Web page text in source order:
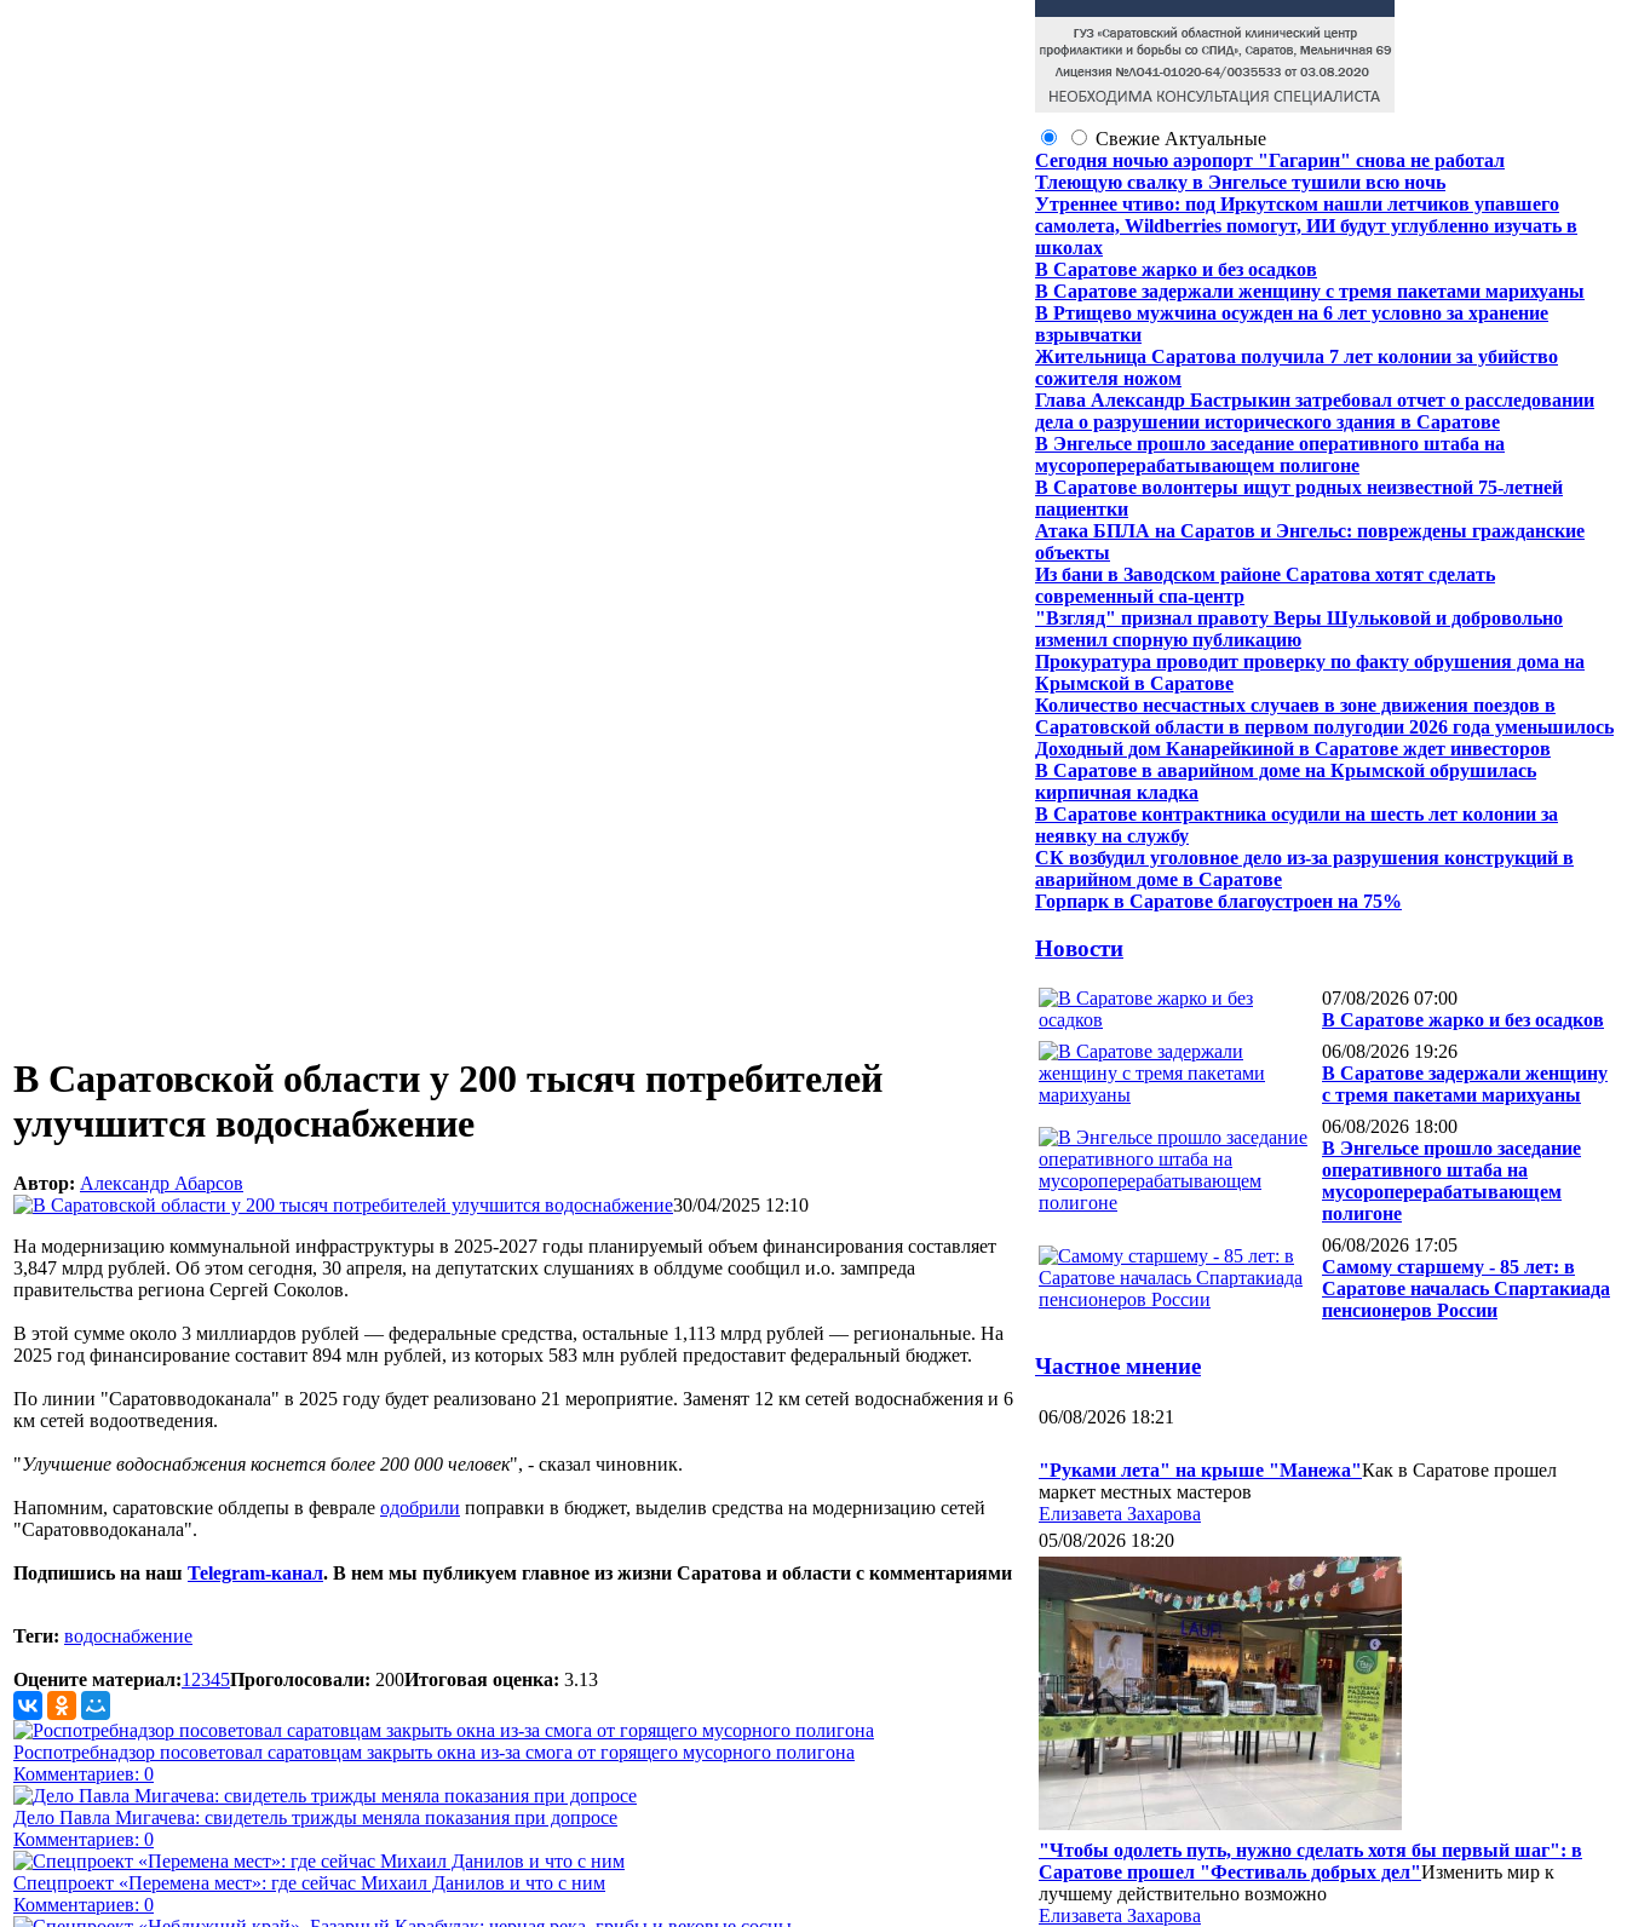
В Саратовской области у 200 тысяч потребителей
улучшится водоснабжение
Автор: Александр Абарсов
30/04/2025 12:10
На модернизацию коммунальной инфраструктуры в 2025-2027 годы планируемый объем финансирования составляет
3,847 млрд рублей. Об этом сегодня, 30 апреля, на депутатских слушаниях в облдуме сообщил и.о. зампреда
правительства региона Сергей Соколов.
В этой сумме около 3 миллиардов рублей — федеральные средства, остальные 1,113 млрд рублей — региональные. На
2025 год финансирование составит 894 млн рублей, из которых 583 млн рублей предоставит федеральный бюджет.
По линии "Саратовводоканала" в 2025 году будет реализовано 21 мероприятие. Заменят 12 км сетей водоснабжения и 6
км сетей водоотведения.
"Улучшение водоснабжения коснется более 200 000 человек", - сказал чиновник.
Напомним, саратовские облдепы в феврале одобрили поправки в бюджет, выделив средства на модернизацию сетей
"Саратовводоканала".
Подпишись на наш Telegram-канал. В нем мы публикуем главное из жизни Саратова и области с комментариями
Теги: водоснабжение
Оцените материал:1 2345Проголосовали: 200Итоговая оценка: 3.13
Роспотребнадзор посоветовал саратовцам закрыть окна из-за смога от горящего мусорного полигона
Комментариев: 0
Дело Павла Мигачева: свидетель трижды меняла показания при допросе
Комментариев: 0
Спецпроект «Перемена мест»: где сейчас Михаил Данилов и что с ним
Комментариев: 0
Свежие Актуальные
Сегодня ночью аэропорт "Гагарин" снова не работал
Тлеющую свалку в Энгельсе тушили всю ночь
Утреннее чтиво: под Иркутском нашли летчиков упавшего
самолета, Wildberries помогут, ИИ будут углубленно изучать в
школах
В Саратове жарко и без осадков
В Саратове задержали женщину с тремя пакетами марихуаны
В Ртищево мужчина осужден на 6 лет условно за хранение
взрывчатки
Жительница Саратова получила 7 лет колонии за убийство
сожителя ножом
Глава Александр Бастрыкин затребовал отчет о расследовании
дела о разрушении исторического здания в Саратове
В Энгельсе прошло заседание оперативного штаба на
мусороперерабатывающем полигоне
В Саратове волонтеры ищут родных неизвестной 75-летней
пациентки
Атака БПЛА на Саратов и Энгельс: повреждены гражданские
объекты
Из бани в Заводском районе Саратова хотят сделать
современный спа-центр
"Взгляд" признал правоту Веры Шульковой и добровольно
изменил спорную публикацию
Прокуратура проводит проверку по факту обрушения дома на
Крымской в Саратове
Количество несчастных случаев в зоне движения поездов в
Саратовской области в первом полугодии 2026 года уменьшилось
Доходный дом Канарейкиной в Саратове ждет инвесторов
В Саратове в аварийном доме на Крымской обрушилась
кирпичная кладка
В Саратове контрактника осудили на шесть лет колонии за
неявку на службу
СК возбудил уголовное дело из-за разрушения конструкций в
аварийном доме в Саратове
Горпарк в Саратове благоустроен на 75%
Новости
07/08/2026 07:00
В Саратове жарко и без осадков
06/08/2026 19:26
В Саратове задержали женщину
с тремя пакетами марихуаны
06/08/2026 18:00
В Энгельсе прошло заседание
оперативного штаба на
мусороперерабатывающем
полигоне
06/08/2026 17:05
Самому старшему - 85 лет: в
Саратове началась Спартакиада
пенсионеров России
Частное мнение
06/08/2026 18:21
"Руками лета" на крыше "Манежа"Как в Саратове прошел
маркет местных мастеров
Елизавета Захарова
05/08/2026 18:20
"Чтобы одолеть путь, нужно сделать хотя бы первый шаг": в
Саратове прошел "Фестиваль добрых дел"Изменить мир к
лучшему действительно возможно
Елизавета Захарова